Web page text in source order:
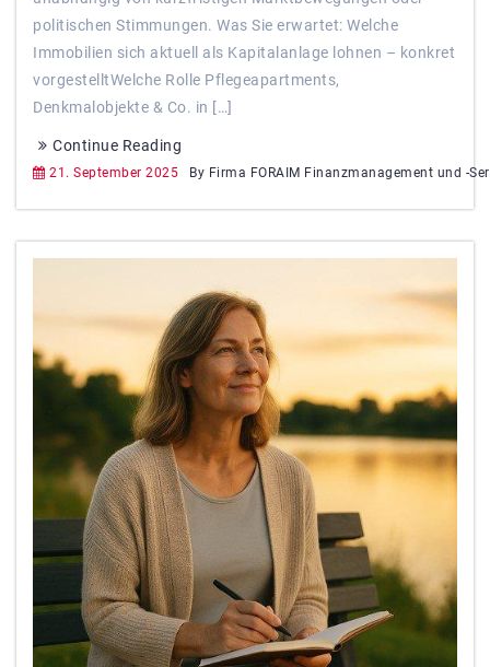
politischen Stimmungen. Was Sie erwartet: Welche
Immobilien sich aktuell als Kapitalanlage lohnen – konkret
vorgestelltWelche Rolle Pflegeapartments,
Denkmalobjekte & Co. in […]
Continue Reading
21. September 2025 By Firma FORAIM Finanzmanagement und -